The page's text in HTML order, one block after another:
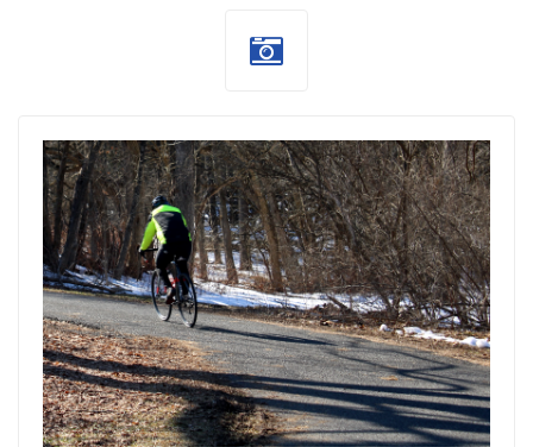
biciklista-
dobrocinitim.png